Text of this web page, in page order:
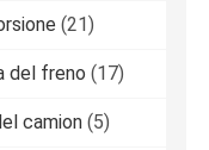
(21)
del freno (17)
camion (5)